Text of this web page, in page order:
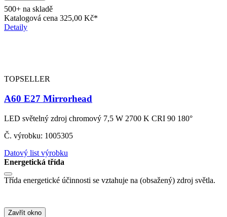
500+ na skladě
Katalogová cena 325,00 Kč*
Detaily
TOPSELLER
A60 E27 Mirrorhead
LED světelný zdroj chromový 7,5 W 2700 K CRI 90 180°
Č. výrobku: 1005305
Datový list výrobku
Energetická třída
Třída energetické účinnosti se vztahuje na (obsažený) zdroj světla.
Zavřít okno